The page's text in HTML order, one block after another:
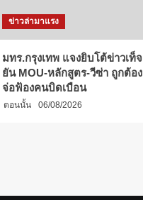
ข่าวล่ามาแรง
มทร.กรุงเทพ แจงยิบโต้ข่าวเท็จ
ยัน MOU-หลักสูตร-วีซ่า ถูกต้อง
จ่อฟ้องคนบิดเบือน
ตอนนั้น 06/08/2026